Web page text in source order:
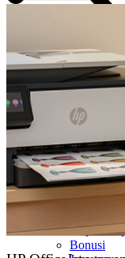
Povrat
Kupite i
Bonusi